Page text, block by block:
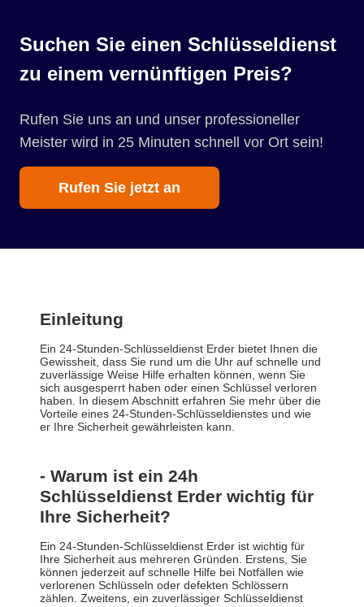
Suchen Sie einen Schlüsseldienst
zu einem vernünftigen Preis?
Rufen Sie uns an und unser professioneller
Meister wird in 25 Minuten schnell vor Ort sein!
Rufen Sie jetzt an
Einleitung
Ein 24-Stunden-Schlüsseldienst Erder bietet Ihnen die
Gewissheit, dass Sie rund um die Uhr auf schnelle und
zuverlässige Weise Hilfe erhalten können, wenn Sie
sich ausgesperrt haben oder einen Schlüssel verloren
haben. In diesem Abschnitt erfahren Sie mehr über die
Vorteile eines 24-Stunden-Schlüsseldienstes und wie
er Ihre Sicherheit gewährleisten kann.
- Warum ist ein 24h
Schlüsseldienst Erder wichtig für
Ihre Sicherheit?
Ein 24-Stunden-Schlüsseldienst Erder ist wichtig für
Ihre Sicherheit aus mehreren Gründen. Erstens, Sie
können jederzeit auf schnelle Hilfe bei Notfällen wie
verlorenen Schlüsseln oder defekten Schlössern
zählen. Zweitens, ein zuverlässiger Schlüsseldienst